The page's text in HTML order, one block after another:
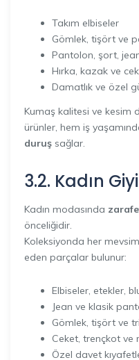
Takım elbiseler
Gömlek, tişört ve
Pantolon, şort,
Hırka, kazak ve
Damatlık ve özel
Kumaş kalitesi ve kesim
ürünler, hem iş
duruş sağlar.
3.2. Kadın
Kadın modasında
önceliğidir.
Koleksiyonda her
eden parçalar bulunur:
Elbiseler, etekler,
Jean ve klasik
Gömlek, tişört ve
Ceket, trençkot ve
Özel davet